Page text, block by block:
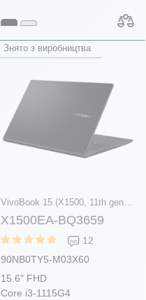
Знято з виробництва
X1500EA-BQ3659
12
90NB0TY5-M03X60
15.6" FHD
Core i3-1115G4